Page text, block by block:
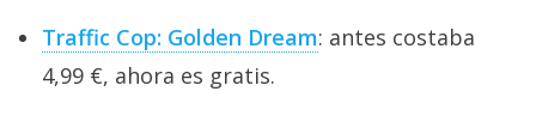
Traffic Cop: Golden Dream: antes costaba
4,99 €, ahora es gratis.